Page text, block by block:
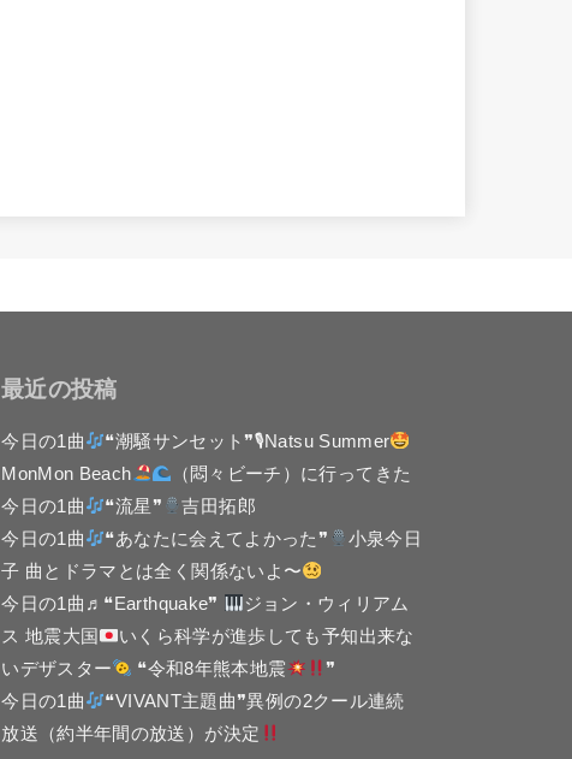
最近の投稿
今日の1曲
❝潮騒サンセット❞🎙Natsu Summer
MonMon Beach
（悶々ビーチ）に行ってきた
今日の1曲
❝流星❞
吉田拓郎
今日の1曲
❝あなたに会えてよかった❞
小泉今日
子 曲とドラマとは全く関係ないよ〜
今日の1曲♬❝Earthquake❞
ジョン・ウィリアム
ス 地震大国
いくら科学が進歩しても予知出来な
いデザスター
❝令和8年熊本地震
❞
今日の1曲
❝VIVANT主題曲❞異例の2クール連続
放送（約半年間の放送）が決定